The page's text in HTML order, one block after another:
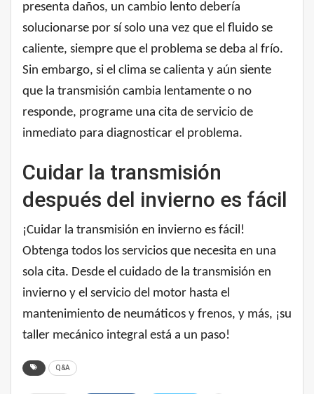
presenta daños, un cambio lento debería
solucionarse por sí solo una vez que el fluido se
caliente, siempre que el problema se deba al frío.
Sin embargo, si el clima se calienta y aún siente
que la transmisión cambia lentamente o no
responde, programe una cita de servicio de
inmediato para diagnosticar el problema.
Cuidar la transmisión
después del invierno es fácil
¡Cuidar la transmisión en invierno es fácil!
Obtenga todos los servicios que necesita en una
sola cita. Desde el cuidado de la transmisión en
invierno y el servicio del motor hasta el
mantenimiento de neumáticos y frenos, y más, ¡su
taller mecánico integral está a un paso!
Q&A